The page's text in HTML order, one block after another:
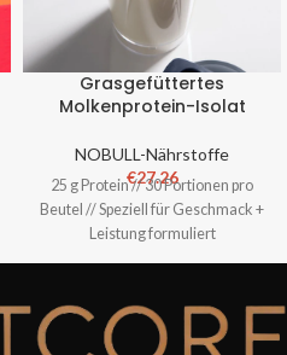
Grasgefüttertes
Molkenprotein-Isolat
NOBULL-Nährstoffe
€27.26
25 g Protein // 30 Portionen pro
Beutel // Speziell für Geschmack +
Leistung formuliert